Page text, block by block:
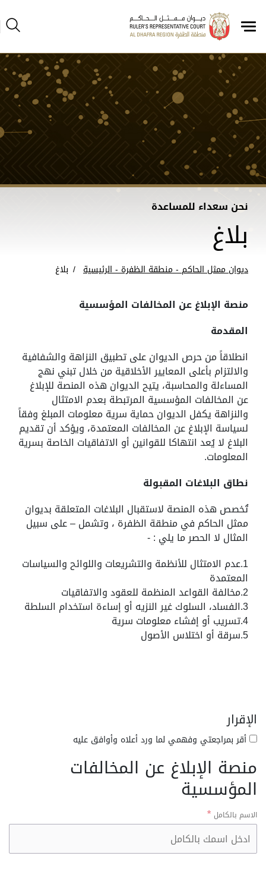
نحن سعداء للمساعدة
بلاغ
ديوان ممثل الحاكم - منطقة الظفرة - الرئيسية بلاغ
منصة الإبلاغ عن المخالفات المؤسسية
المقدمة
انطلاقاً من حرص الديوان على تطبيق النزاهة والشفافية
والالتزام بأعلى المعايير الأخلاقية من خلال تبني نهج
المساءلة والمحاسبة، يتيح الديوان هذه المنصة للإبلاغ
عن المخالفات المؤسسية المرتبطة بعدم الامتثال
والنزاهة يكفل الديوان حماية سرية معلومات المبلغ وفقاً
لسياسة الإبلاغ عن المخالفات المعتمدة، ويؤكد أن تقديم
البلاغ لا يُعد انتهاكا للقوانين أو الاتفاقيات الخاصة بسرية
المعلومات.
نطاق البلاغات المقبولة
تُخصص هذه المنصة لاستقبال البلاغات المتعلقة بديوان
ممثل الحاكم في منطقة الظفرة ، وتشمل – على سبيل
المثال لا الحصر ما يلي : -
1.عدم الامتثال للأنظمة والتشريعات واللوائح والسياسات
المعتمدة
2.مخالفة القواعد المنظمة للعقود والاتفاقيات
3.الفساد، السلوك غير النزيه أو إساءة استخدام السلطة
4.تسريب أو إفشاء معلومات سرية
5.سرقة أو اختلاس الأصول
الإقرار
أقر بمراجعتي وفهمي لما ورد أعلاه وأوافق عليه
منصة الإبلاغ عن المخالفات
المؤسسية
الاسم بالكامل